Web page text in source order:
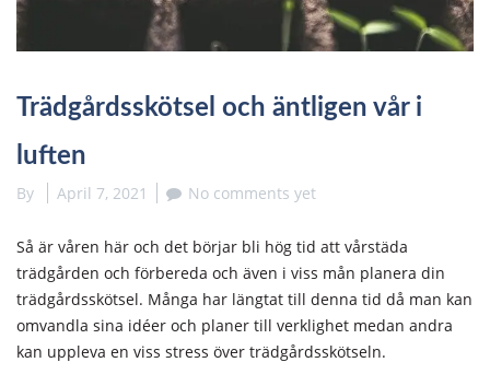
Trädgårdsskötsel och äntligen vår i
luften
By April 7, 2021 No comments yet
Så är våren här och det börjar bli hög tid att vårstäda
trädgården och förbereda och även i viss mån planera din
trädgårdsskötsel. Många har längtat till denna tid då man kan
omvandla sina idéer och planer till verklighet medan andra
kan uppleva en viss stress över trädgårdsskötseln.